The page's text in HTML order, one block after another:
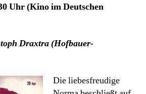
Uhr (Kino im Deutschen
Draxtra (Hofbauer-
Die liebesfreudige